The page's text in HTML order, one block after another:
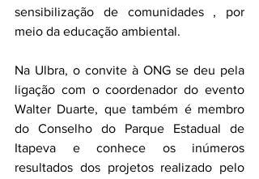
sensibilização de comunidades , por
meio da educação ambiental.
Na Ulbra, o convite à ONG se deu pela
ligação com o coordenador do evento
Walter Duarte, que também é membro
do Conselho do Parque Estadual de
Itapeva e conhece os inúmeros
resultados dos projetos realizado pelo